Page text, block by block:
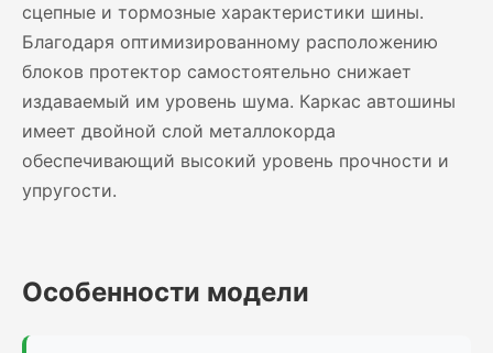
сцепные и тормозные характеристики шины.
Благодаря оптимизированному расположению
блоков протектор самостоятельно снижает
издаваемый им уровень шума. Каркас автошины
имеет двойной слой металлокорда
обеспечивающий высокий уровень прочности и
упругости.
Особенности модели